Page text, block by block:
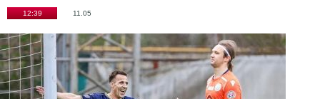
12:39 11.05